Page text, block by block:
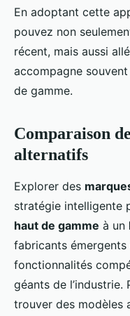
En adoptant cette
pouvez non
récent, mais aussi
accompagne souvent
de gamme.
Comparaison
alternatifs
Explorer des
stratégie intelligente
haut de gamme à un
fabricants
fonctionnalités
géants de
trouver des modèles